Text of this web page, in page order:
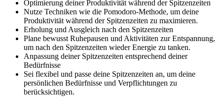
Optimierung deiner Produktivität während der Spitzenzeiten
Nutze Techniken wie die Pomodoro-Methode, um deine
Produktivität während der Spitzenzeiten zu maximieren.
Erholung und Ausgleich nach den Spitzenzeiten
Plane bewusst Ruhepausen und Aktivitäten zur Entspannung,
um nach den Spitzenzeiten wieder Energie zu tanken.
Anpassung deiner Spitzenzeiten entsprechend deiner
Bedürfnisse
Sei flexibel und passe deine Spitzenzeiten an, um deine
persönlichen Bedürfnisse und Verpflichtungen zu
berücksichtigen.